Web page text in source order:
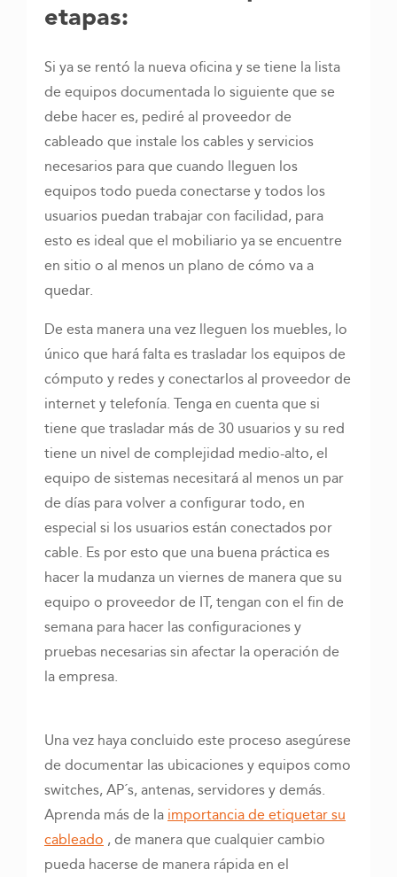
etapas:
Si ya se rentó la nueva oficina y se tiene la lista
de equipos documentada lo siguiente que se
debe hacer es, pediré al proveedor de
cableado que instale los cables y servicios
necesarios para que cuando lleguen los
equipos todo pueda conectarse y todos los
usuarios puedan trabajar con facilidad, para
esto es ideal que el mobiliario ya se encuentre
en sitio o al menos un plano de cómo va a
quedar.
De esta manera una vez lleguen los muebles, lo
único que hará falta es trasladar los equipos de
cómputo y redes y conectarlos al proveedor de
internet y telefonía. Tenga en cuenta que si
tiene que trasladar más de 30 usuarios y su red
tiene un nivel de complejidad medio-alto, el
equipo de sistemas necesitará al menos un par
de días para volver a configurar todo, en
especial si los usuarios están conectados por
cable. Es por esto que una buena práctica es
hacer la mudanza un viernes de manera que su
equipo o proveedor de IT, tengan con el fin de
semana para hacer las configuraciones y
pruebas necesarias sin afectar la operación de
la empresa.
Una vez haya concluido este proceso asegúrese
de documentar las ubicaciones y equipos como
switches, AP´s, antenas, servidores y demás.
Aprenda más de laimportancia de etiquetar su
cableado , de manera que cualquier cambio
pueda hacerse de manera rápida en el